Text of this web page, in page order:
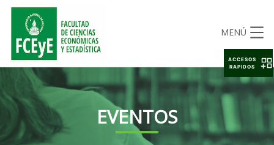
MENÚ
EVENTOS
ACCESOS
RAPIDOS